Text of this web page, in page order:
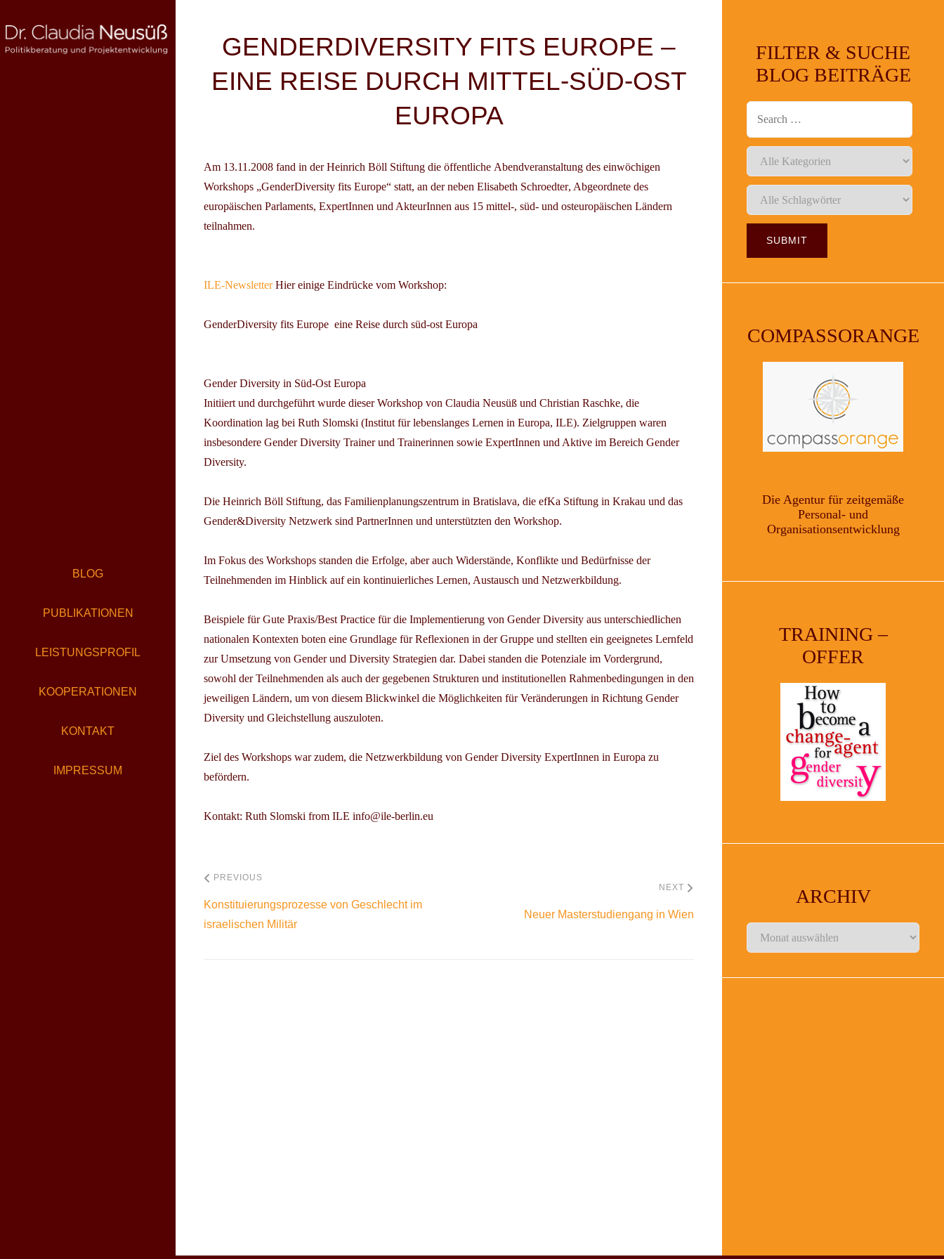
to
content
BLOG
PUBLIKATIONEN
LEISTUNGSPROFIL
KOOPERATIONEN
KONTAKT
IMPRESSUM
GENDERDIVERSITY FITS EUROPE –
EINE REISE DURCH MITTEL-SÜD-OST
EUROPA
Am 13.11.2008 fand in der Heinrich Böll Stiftung die öffentliche Abendveranstaltung des einwöchigen
Workshops „GenderDiversity fits Europe“ statt, an der neben Elisabeth Schroedter, Abgeordnete des
europäischen Parlaments, ExpertInnen und AkteurInnen aus 15 mittel-, süd- und osteuropäischen Ländern
teilnahmen.
ILE-NewsletterHier einige Eindrücke vom Workshop:
GenderDiversity fits Europe  eine Reise durch süd-ost Europa
Gender Diversity in Süd-Ost Europa
Initiiert und durchgeführt wurde dieser Workshop von Claudia Neusüß und Christian Raschke, die
Koordination lag bei Ruth Slomski (Institut für lebenslanges Lernen in Europa, ILE). Zielgruppen waren
insbesondere Gender Diversity Trainer und Trainerinnen sowie ExpertInnen und Aktive im Bereich Gender
Diversity.
Die Heinrich Böll Stiftung, das Familienplanungszentrum in Bratislava, die efKa Stiftung in Krakau und das
Gender&Diversity Netzwerk sind PartnerInnen und unterstützten den Workshop.
Im Fokus des Workshops standen die Erfolge, aber auch Widerstände, Konflikte und Bedürfnisse der
Teilnehmenden im Hinblick auf ein kontinuierliches Lernen, Austausch und Netzwerkbildung.
Beispiele für Gute Praxis/Best Practice für die Implementierung von Gender Diversity aus unterschiedlichen
nationalen Kontexten boten eine Grundlage für Reflexionen in der Gruppe und stellten ein geeignetes Lernfeld
zur Umsetzung von Gender und Diversity Strategien dar. Dabei standen die Potenziale im Vordergrund,
sowohl der Teilnehmenden als auch der gegebenen Strukturen und institutionellen Rahmenbedingungen in den
jeweiligen Ländern, um von diesem Blickwinkel die Möglichkeiten für Veränderungen in Richtung Gender
Diversity und Gleichstellung auszuloten.
Ziel des Workshops war zudem, die Netzwerkbildung von Gender Diversity ExpertInnen in Europa zu
befördern.
Kontakt: Ruth Slomski from ILE info@ile-berlin.eu
Beitragsnavigation
PREVIOUS
Konstituierungsprozesse von Geschlecht im
israelischen Militär
NEXT
Neuer Masterstudiengang in Wien
FILTER & SUCHE
BLOG BEITRÄGE
COMPASSORANGE
Die Agentur für zeitgemäße
Personal- und
Organisationsentwicklung
TRAINING –
OFFER
ARCHIV
Archiv